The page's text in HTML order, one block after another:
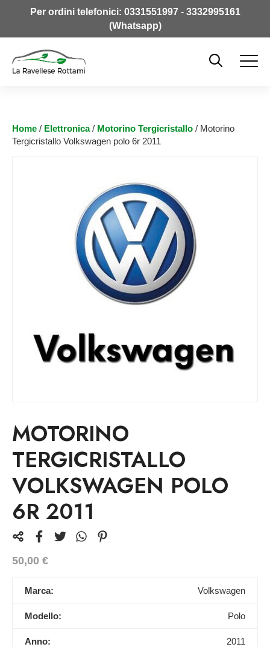
Per ordini telefonici: 0331551997- 3332995161
(Whatsapp)
Home / Elettronica/ Motorino Tergicristallo / Motorino
Tergicristallo Volkswagen polo 6r 2011
MOTORINO
TERGICRISTALLO
VOLKSWAGEN POLO
6R 2011
50,00 €
Marca: Volkswagen
Modello: Polo
Anno: 2011